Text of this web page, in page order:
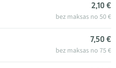
2,10 €
bez maksas no 50 €
7,50 €
bez maksas no 75 €